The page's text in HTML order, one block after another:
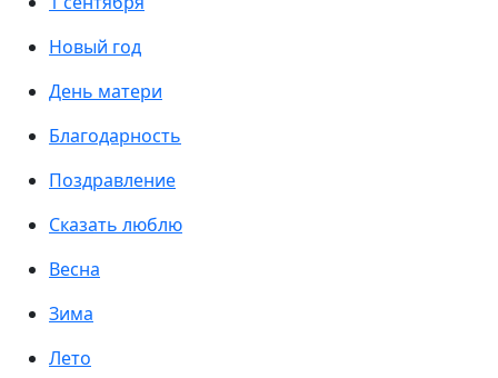
Новый год
День матери
Благодарность
Поздравление
Сказать люблю
Весна
Зима
Лето